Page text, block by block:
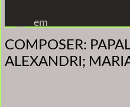
Inhalt
springen
em
COMPOSER:
ALEXANDRI;